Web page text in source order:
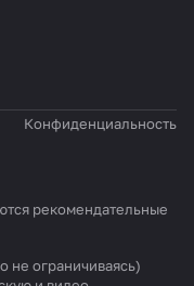
Конфиденциальность
рекомендательные
не ограничиваясь)